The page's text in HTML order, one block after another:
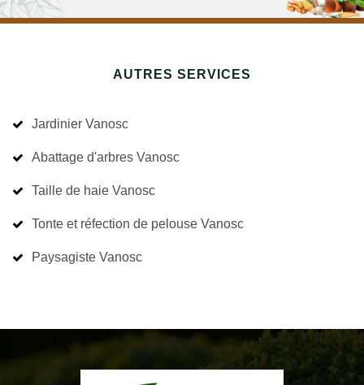
AUTRES SERVICES
Jardinier Vanosc
Abattage d'arbres Vanosc
Taille de haie Vanosc
Tonte et réfection de pelouse Vanosc
Paysagiste Vanosc